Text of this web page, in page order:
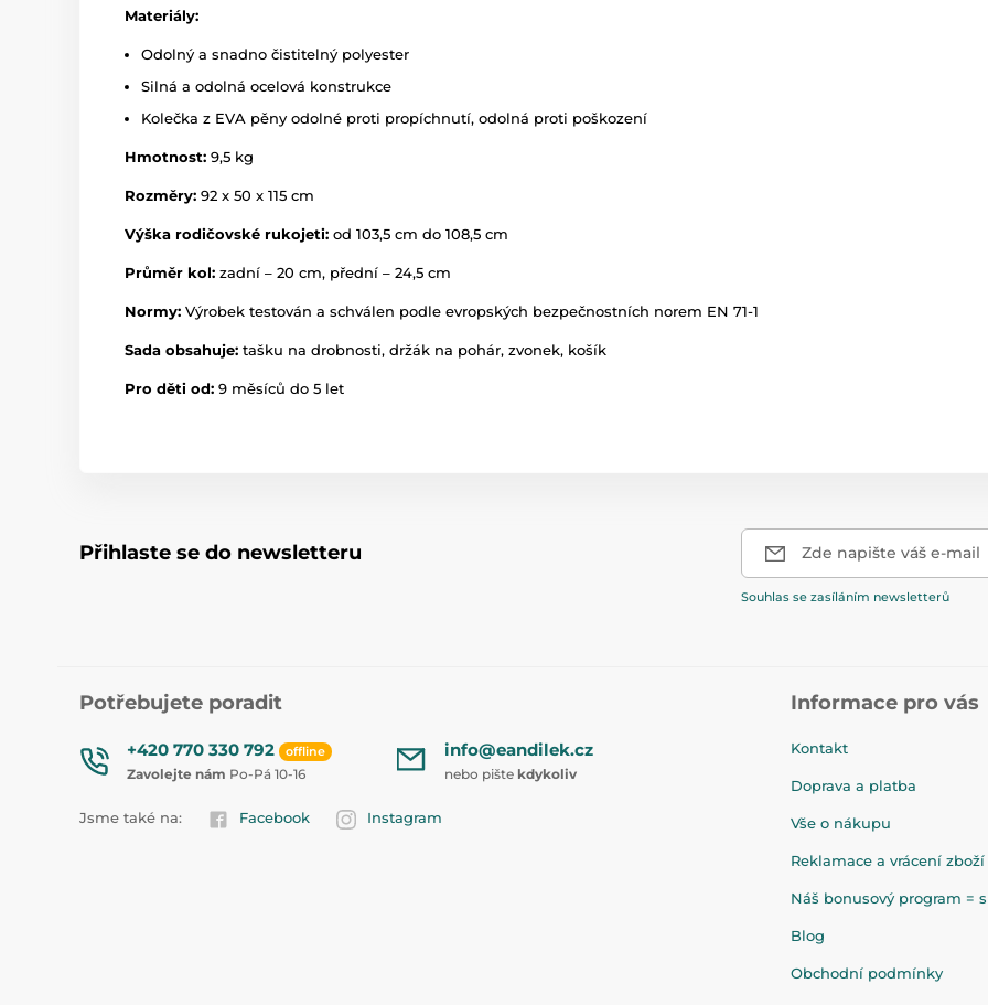
Materiály:
Odolný a snadno čistitelný polyester
Silná a odolná ocelová konstrukce
Kolečka z EVA pěny odolné proti propíchnutí, odolná proti poškození
Hmotnost: 9,5 kg
Rozměry: 92 x 50 x 115 cm
Výška rodičovské rukojeti: od 103,5 cm do 108,5 cm
Průměr kol: zadní – 20 cm, přední – 24,5 cm
Normy: Výrobek testován a schválen podle evropských bezpečnostních norem EN 71-1
Sada obsahuje: tašku na drobnosti, držák na pohár, zvonek, košík
Pro děti od: 9 měsíců do 5 let
Přihlaste se do newsletteru Zde napište váš e-mail
Souhlas se zasíláním newsletterů
Potřebujete poradit
+420 770 330 792 offline
Zavolejte nám Po-Pá 10-16
info@eandilek.cz
nebo pište kdykoliv
Jsme také na: Facebook Instagram
Informace pro vás
Kontakt
Doprava a platba
Vše o nákupu
Reklamace a vrácení zboží
Náš bonusový program =
Blog
Obchodní podmínky